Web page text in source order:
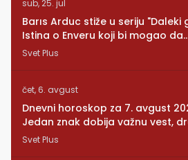
sub, 25. jul
Barıs Arduc stiže u seriju "Daleki
Istina o Enveru koji bi mogao da
promeni sve
Svet Plus
čet, 6. avgust
Dnevni horoskop za 7. avgust
Jedan znak dobija važnu vest,
se vraća osoba iz prošlosti
Svet Plus